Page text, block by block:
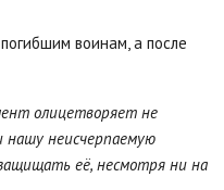
воинам, а после
олицетворяет не
нашу неисчерпаемую
её, несмотря ни на